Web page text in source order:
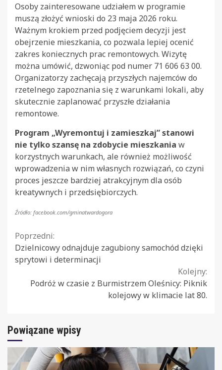
Osoby zainteresowane udziałem w programie
muszą złożyć wnioski do 23 maja 2026 roku.
Ważnym krokiem przed podjęciem decyzji jest
obejrzenie mieszkania, co pozwala lepiej ocenić
zakres koniecznych prac remontowych. Wizytę
można umówić, dzwoniąc pod numer 71 606 63 00.
Organizatorzy zachęcają przyszłych najemców do
rzetelnego zapoznania się z warunkami lokali, aby
skutecznie zaplanować przyszłe działania
remontowe.
Program „Wyremontuj i zamieszkaj” stanowi
nie tylko szansę na zdobycie mieszkania w
korzystnych warunkach, ale również możliwość
wprowadzenia w nim własnych rozwiązań, co czyni
proces jeszcze bardziej atrakcyjnym dla osób
kreatywnych i przedsiębiorczych.
Źródło: facebook.com/gminatwardogora
Continue
Reading
Poprzedni:
Dzielnicowy odnajduje zagubiony samochód dzięki
sprytowi i determinacji
Kolejny:
Podróż w czasie z Burmistrzem Oleśnicy: Piknik
kolejowy w klimacie lat 80.
Powiązane wpisy